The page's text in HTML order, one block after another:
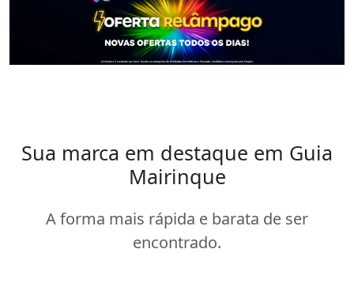
Sua marca em destaque em Guia
Mairinque
A forma mais rápida e barata de ser
encontrado.